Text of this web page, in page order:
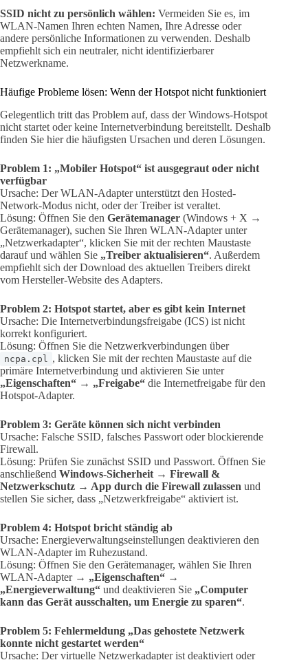
SSID nicht zu persönlich wählen: Vermeiden Sie es, im
WLAN-Namen Ihren echten Namen, Ihre Adresse oder
andere persönliche Informationen zu verwenden. Deshalb
empfiehlt sich ein neutraler, nicht identifizierbarer
Netzwerkname.
Häufige Probleme lösen: Wenn der Hotspot nicht funktioniert
Gelegentlich tritt das Problem auf, dass der Windows-Hotspot
nicht startet oder keine Internetverbindung bereitstellt. Deshalb
finden Sie hier die häufigsten Ursachen und deren Lösungen.
Problem 1: „Mobiler Hotspot“ ist ausgegraut oder nicht
verfügbar
Ursache: Der WLAN-Adapter unterstützt den Hosted-
Network-Modus nicht, oder der Treiber ist veraltet.
Lösung: Öffnen Sie den Gerätemanager (Windows + X →
Gerätemanager), suchen Sie Ihren WLAN-Adapter unter
„Netzwerkadapter“, klicken Sie mit der rechten Maustaste
darauf und wählen Sie „Treiber aktualisieren“. Außerdem
empfiehlt sich der Download des aktuellen Treibers direkt
vom Hersteller-Website des Adapters.
Problem 2: Hotspot startet, aber es gibt kein Internet
Ursache: Die Internetverbindungsfreigabe (ICS) ist nicht
korrekt konfiguriert.
Lösung: Öffnen Sie die Netzwerkverbindungen über
ncpa.cpl , klicken Sie mit der rechten Maustaste auf die
primäre Internetverbindung und aktivieren Sie unter
„Eigenschaften“ → „Freigabe“ die Internetfreigabe für den
Hotspot-Adapter.
Problem 3: Geräte können sich nicht verbinden
Ursache: Falsche SSID, falsches Passwort oder blockierende
Firewall.
Lösung: Prüfen Sie zunächst SSID und Passwort. Öffnen Sie
anschließend Windows-Sicherheit → Firewall &
Netzwerkschutz → App durch die Firewall zulassen und
stellen Sie sicher, dass „Netzwerkfreigabe“ aktiviert ist.
Problem 4: Hotspot bricht ständig ab
Ursache: Energieverwaltungseinstellungen deaktivieren den
WLAN-Adapter im Ruhezustand.
Lösung: Öffnen Sie den Gerätemanager, wählen Sie Ihren
WLAN-Adapter → „Eigenschaften“ →
„Energieverwaltung“ und deaktivieren Sie „Computer
kann das Gerät ausschalten, um Energie zu sparen“.
Problem 5: Fehlermeldung „Das gehostete Netzwerk
konnte nicht gestartet werden“
Ursache: Der virtuelle Netzwerkadapter ist deaktiviert oder